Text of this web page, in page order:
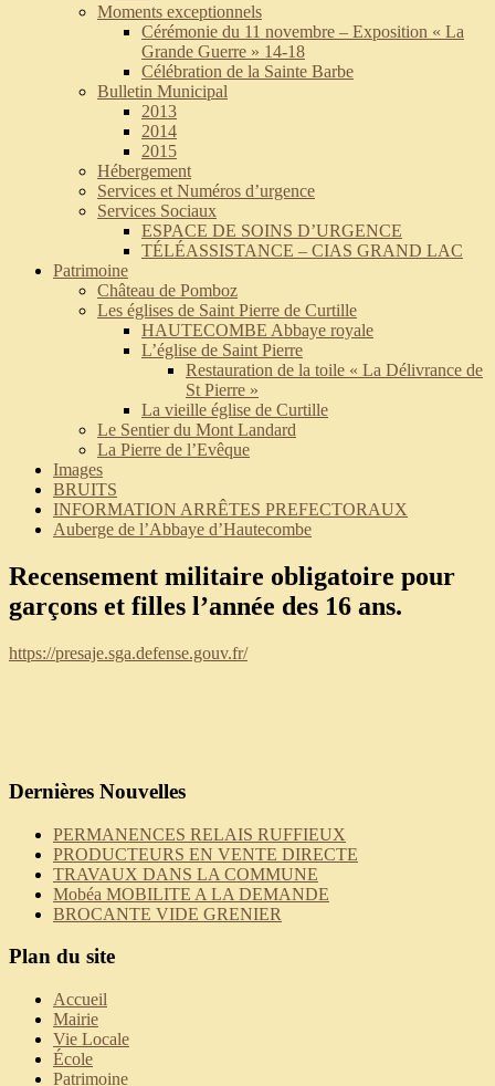
Moments exceptionnels
Cérémonie du 11 novembre – Exposition « La
Grande Guerre » 14-18
Célébration de la Sainte Barbe
Bulletin Municipal
2013
2014
2015
Hébergement
Services et Numéros d’urgence
Services Sociaux
ESPACE DE SOINS D’URGENCE
TÉLÉASSISTANCE – CIAS GRAND LAC
Patrimoine
Château de Pomboz
Les églises de Saint Pierre de Curtille
HAUTECOMBE Abbaye royale
L’église de Saint Pierre
Restauration de la toile « La Délivrance de
St Pierre »
La vieille église de Curtille
Le Sentier du Mont Landard
La Pierre de l’Evêque
Images
BRUITS
INFORMATION ARRÊTES PREFECTORAUX
Auberge de l’Abbaye d’Hautecombe
Recensement militaire obligatoire pour
garçons et filles l’année des 16 ans.
https://presaje.sga.defense.gouv.fr/
Dernières Nouvelles
PERMANENCES RELAIS RUFFIEUX
PRODUCTEURS EN VENTE DIRECTE
TRAVAUX DANS LA COMMUNE
Mobéa MOBILITE A LA DEMANDE
BROCANTE VIDE GRENIER
Plan du site
Accueil
Mairie
Vie Locale
École
Patrimoine